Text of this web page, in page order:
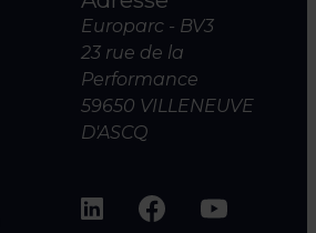
Europarc - BV3
23 rue de la
Performance
59650 VILLENEUVE
D'ASCQ